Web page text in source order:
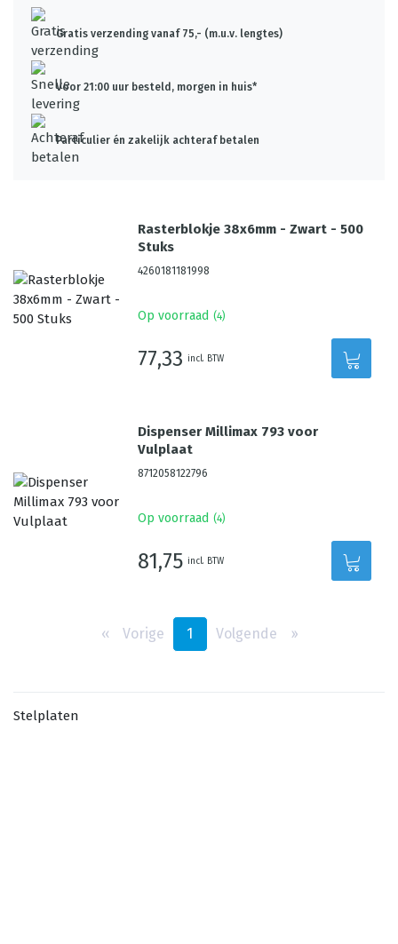
Gratis verzending vanaf 75,- (m.u.v. lengtes)
Voor 21:00 uur besteld, morgen in huis*
Particulier én zakelijk achteraf betalen
Rasterblokje 38x6mm - Zwart - 500
Stuks
4260181181998
Op voorraad (4)
77,33 incl. BTW
Dispenser Millimax 793 voor
Vulplaat
8712058122796
Op voorraad (4)
81,75 incl. BTW
‹‹ Vorige 1 Volgende ››
Stelplaten